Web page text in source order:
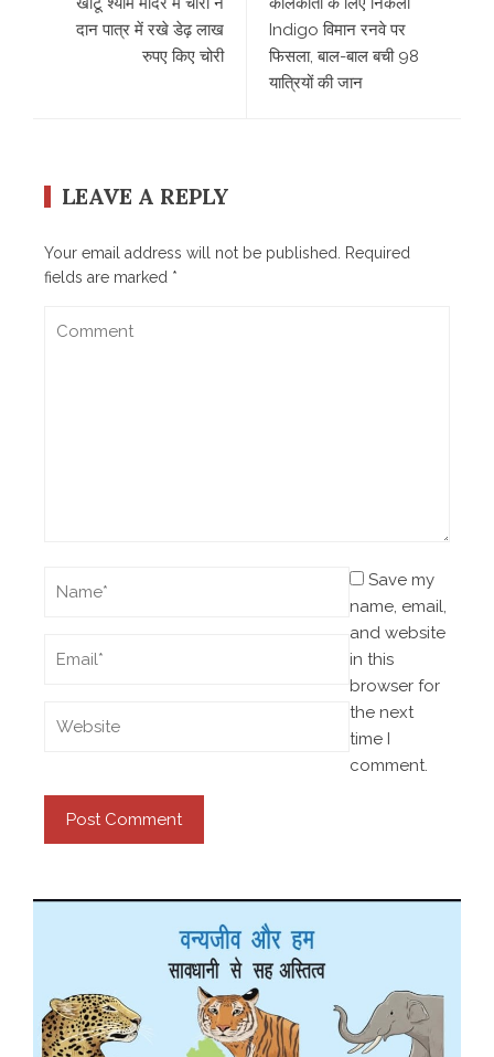
दान पात्र में रखे डेढ़ लाख
रुपए किए चोरी
Indigo विमान रनवे पर
फिसला, बाल-बाल बची 98
यात्रियों की जान
LEAVE A REPLY
Your email address will not be published.
Required
fields are marked *
Save my
name, email,
and website
in this
browser for
the next
time I
comment.